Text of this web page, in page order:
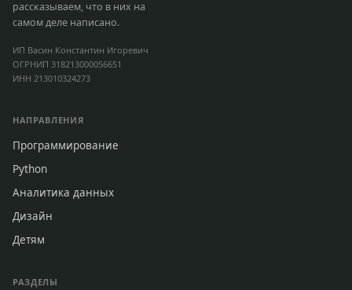
рассказываем, что в них на
самом деле написано.
ИП Васин Константин Игоревич
ОГРНИП 318213000056651
ИНН 213010324273
НАПРАВЛЕНИЯ
Программирование
Python
Аналитика данных
Дизайн
Детям
РАЗДЕЛЫ